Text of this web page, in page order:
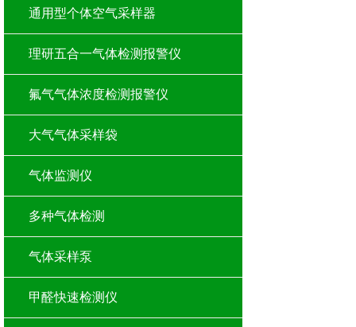
通用型个体空气采样器
理研五合一气体检测报警仪
氟气气体浓度检测报警仪
大气气体采样袋
气体监测仪
多种气体检测
气体采样泵
甲醛快速检测仪